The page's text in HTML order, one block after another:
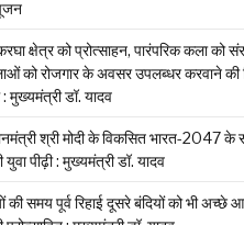
क्षेत्र को प्रोत्साहन, पारंपरिक कला को
को रोजगार के अवसर उपलब्धर करवाने की
मुख्यमंत्री डॉ. यादव
श्री मोदी के विकसित भारत-2047 के
युवा पीढ़ी : मुख्यमंत्री डॉ. यादव
की समय पूर्व रिहाई दूसरे बंदियों को भी